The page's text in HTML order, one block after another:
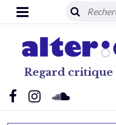
Regard critique